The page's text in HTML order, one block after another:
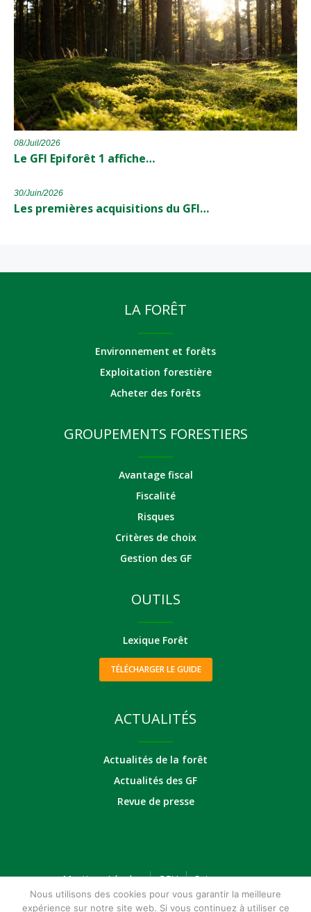
08/Juil/2026
Le GFI Epiforêt 1 affiche…
30/Juin/2026
Les premières acquisitions du GFI…
LA FORÊT
Environnement et forêts
Exploitation forestière
Acheter des forêts
GROUPEMENTS FORESTIERS
Avantage fiscal
Fiscalité
Risques
Critères de choix
Gestion des GF
OUTILS
Lexique Forêt
TÉLÉCHARGER LE GUIDE
ACTUALITÉS
Actualités de la forêt
Actualités des GF
Revue de presse
Mentions Légales CGU Suivez-nous
Nous utilisons des cookies pour vous garantir la meilleure
expérience sur notre site web. Si vous continuez à utiliser ce